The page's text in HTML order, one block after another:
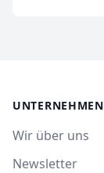
UNTERNEHMEN
Wir über uns
Newsletter